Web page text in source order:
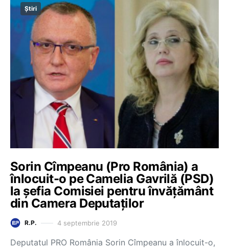
Știri
Sorin Cîmpeanu (Pro România) a
înlocuit-o pe Camelia Gavrilă (PSD)
la șefia Comisiei pentru învățământ
din Camera Deputaților
R.P. 4 septembrie 2019
Deputatul PRO România Sorin Cîmpeanu a înlocuit-o,